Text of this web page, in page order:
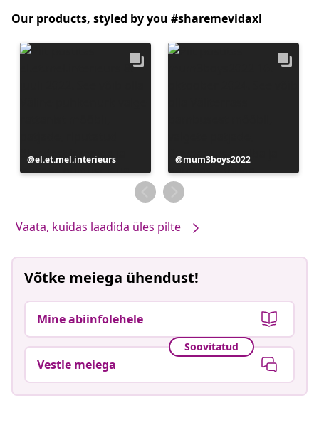
Our products, styled by you #sharemevidaxl
Postitus
avaldatud
el.et.mel.interieurs
Postitus
avaldatud
mum3boys2022
Vaata, kuidas laadida üles pilte
Võtke meiega ühendust!
Mine abiinfolehele
Soovitatud
Vestle meiega